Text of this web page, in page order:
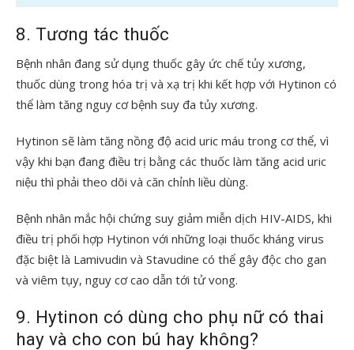
8. Tương tác thuốc
Bệnh nhân đang sử dụng thuốc gây ức chế tủy xương,
thuốc dùng trong hóa trị và xạ trị khi kết hợp với Hytinon có
thể làm tăng nguy cơ bệnh suy đa tủy xương.
Hytinon sẽ làm tăng nồng độ acid uric máu trong cơ thể, vì
vậy khi bạn đang điều trị bằng các thuốc làm tăng acid uric
niệu thì phải theo dõi và căn chỉnh liều dùng.
Bệnh nhân mắc hội chứng suy giảm miễn dịch HIV-AIDS, khi
điều trị phối hợp Hytinon với những loại thuốc kháng virus
đặc biệt là Lamivudin và Stavudine có thể gây độc cho gan
và viêm tụy, nguy cơ cao dẫn tới tử vong.
9. Hytinon có dùng cho phụ nữ có thai
hay và cho con bú hay không?